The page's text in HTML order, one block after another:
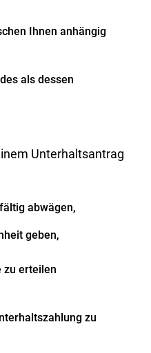
Ihnen anhängig
als dessen
Unterhaltsantrag
abwägen,
geben,
erteilen
zu